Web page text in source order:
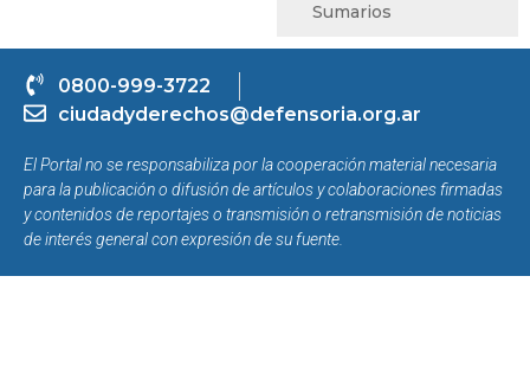
Sumarios
0800-999-3722
ciudadyderechos@defensoria.org.ar
El Portal no se responsabiliza por la cooperación material necesaria
para la publicación o difusión de artículos y colaboraciones firmadas
y contenidos de reportajes o transmisión o retransmisión de noticias
de interés general con expresión de su fuente.